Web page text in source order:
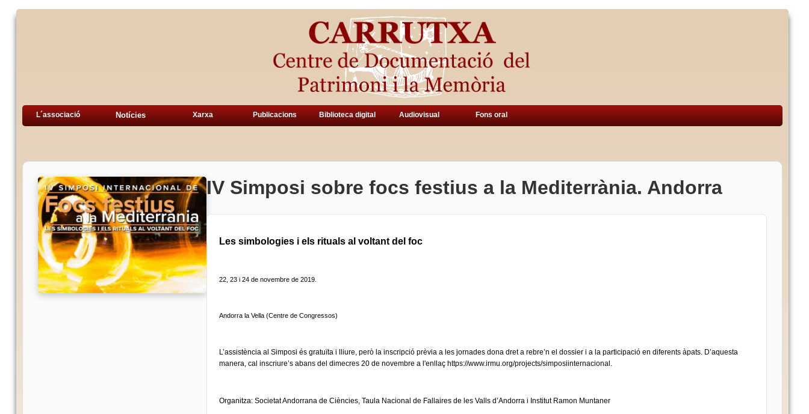
L´associació Notícies Xarxa Publicacions Biblioteca digital Audiovisual Fons oral
IV Simposi sobre focs festius a la Mediterrània. Andorra
Les simbologies i els rituals al voltant del foc
22, 23 i 24 de novembre de 2019.
Andorra la Vella (Centre de Congressos)
L’assistència al Simposi és gratuïta i lliure, però la inscripció prèvia a les jornades dona dret a rebre’n el dossier i a la participació en diferents àpats. D’aquesta
manera, cal inscriure’s abans del dimecres 20 de novembre a l'enllaç https://www.irmu.org/projects/simposiinternacional.
Organitza: Societat Andorrana de Ciències, Taula Nacional de Fallaires de les Valls d’Andorra i Institut Ramon Muntaner